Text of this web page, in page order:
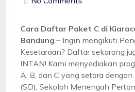
Cara Daftar Paket C di
Bandung – Ingin mengikuti
Kesetaraan? Daftar sekarang
INTAN! Kami menyediakan
A, B, dan C yang setara
(SD), Sekolah Menengah